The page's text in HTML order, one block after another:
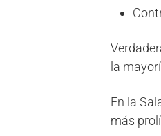
la
En la
más